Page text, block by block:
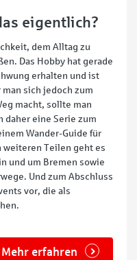
eigentlich?
dem Alltag zu
Das Hobby hat gerade
erhalten und ist
sich jedoch zum
macht, sollte man
daher eine Serie zum
Wander-Guide für
weiteren Teilen geht es
und um Bremen sowie
Und zum Abschluss
vor, die als
Mehr erfahren